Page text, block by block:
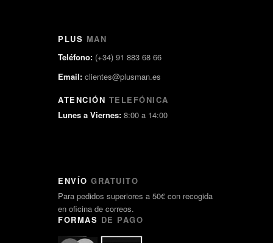
PLUS MAN
Teléfono: (+34) 91 883 68 66
Email: clientes@plusman.es
ATENCIÓN TELEFÓNICA
Lunes a Viernes: 8:00 a 14:00
ENVÍO GRATUITO
Para pedidos superiores a 50€ con recogida
en oficina de correos.
FORMAS DE PAGO